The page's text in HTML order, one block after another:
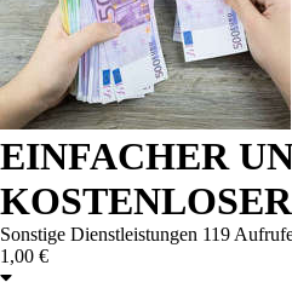
EINFACHER
Sonstige Dienstleistungen 119
1,00 €